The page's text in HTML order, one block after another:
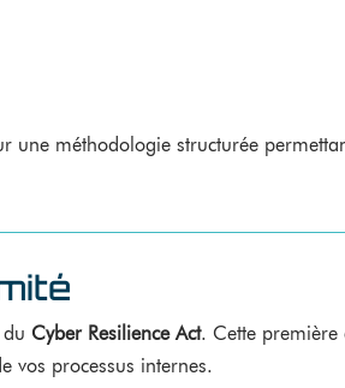
une méthodologie structurée
Cyber Resilience Act. Cette première
vos processus internes.